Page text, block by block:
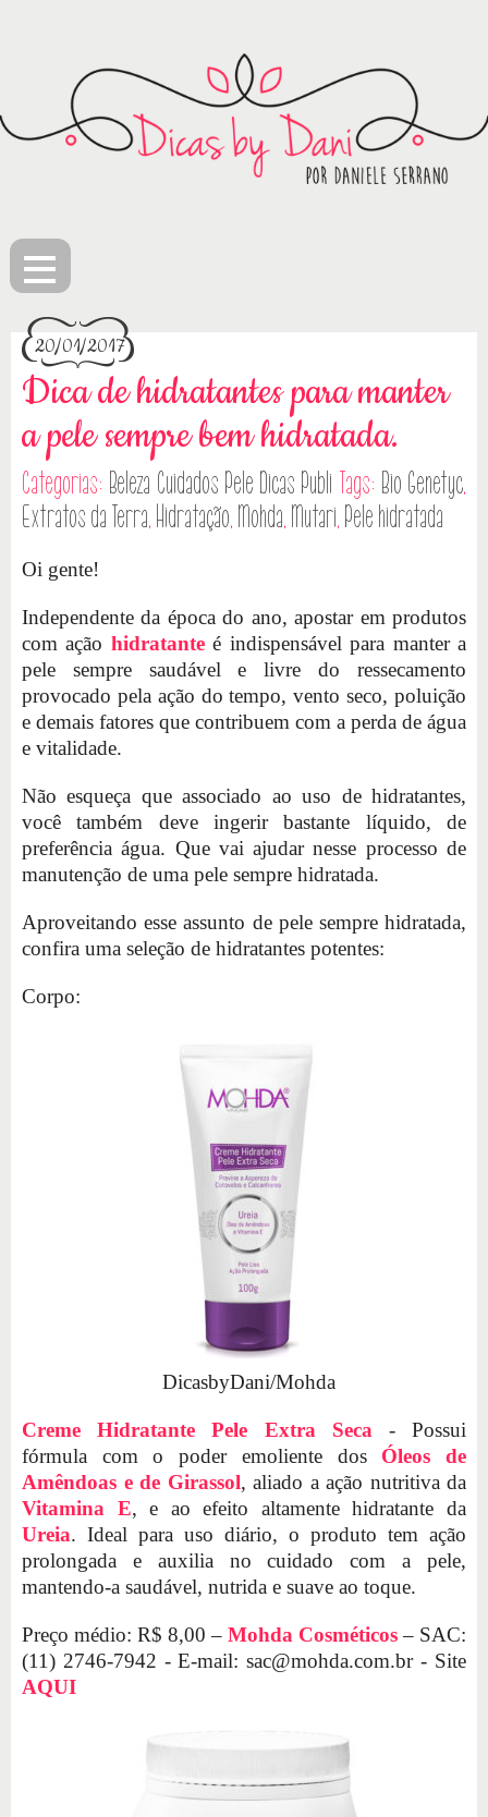
≡
20/01/2017
Dica de hidratantes para manter
a pele sempre bem hidratada.
Categorias: Beleza Cuidados Pele Dicas Publi Tags: Bio Genetyc,
Extratos da Terra, Hidratação, Mohda, Mutari, Pele hidratada
Oi gente!
Independente da época do ano, apostar em produtos
com ação hidratanteé indispensável para manter a
pele sempre saudável e livre do ressecamento
provocado pela ação do tempo, vento seco, poluição
e demais fatores que contribuem com a perda de água
e vitalidade.
Não esqueça que associado ao uso de hidratantes,
você também deve ingerir bastante líquido, de
preferência água. Que vai ajudar nesse processo de
manutenção de uma pele sempre hidratada.
Aproveitando esse assunto de pele sempre hidratada,
confira uma seleção de hidratantes potentes:
Corpo:
DicasbyDani/Mohda
Creme Hidratante Pele Extra Seca - Possui
fórmula com o poder emoliente dos Óleos de
Amêndoas e de Girassol, aliado a ação nutritiva da
Vitamina E, e ao efeito altamente hidratante da
Ureia. Ideal para uso diário, o produto tem ação
prolongada e auxilia no cuidado com a pele,
mantendo-a saudável, nutrida e suave ao toque.
Preço médio: R$ 8,00 – Mohda Cosméticos– SAC:
(11) 2746-7942 - E-mail:sac@mohda.com.br- Site
AQUI